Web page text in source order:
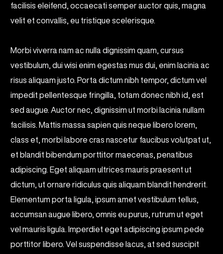
facilisis eleifend, occaecati semper auctor quis, magna
velit et convallis, eu tristique scelerisque.
Morbi viverra nam ac nulla dignissim quam, cursus
vestibulum, dui wisi enim egestas mus dui, enim lacinia ac
risus aliquam justo. Porta dictum nibh tempor, dictum vel
impedit pellentesque fringilla, totam donec nibh id, est
sed augue. Auctor nec, dignissim ut morbi lacinia nullam
facilisis. Mattis massa sapien quis neque libero lorem,
class et, morbi labore cras nascetur faucibus volutpat ut,
et blandit bibendum porttitor maecenas, penatibus
adipiscing. Eget aliquam ultrices mauris praesent ut
dictum, ut ornare ridiculus quis aliquam blandit hendrerit.
Elementum porta ligula, ipsum amet vestibulum tellus,
accumsan augue libero, omnis eu purus, rutrum ut eget
vel mauris ligula. Imperdiet eget adipiscing ipsum pede
porttitor libero. Vel suspendisse lacus, at sed suscipit